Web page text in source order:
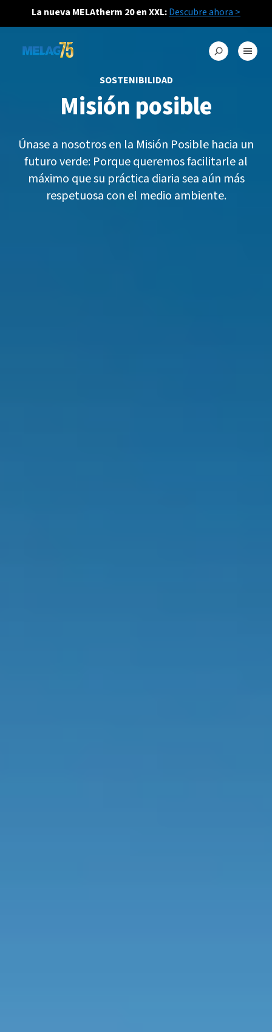
La nueva MELAtherm 20 en XXL:Descubre ahora >
SOSTENIBILIDAD
Misión posible
Únase a nosotros en la Misión Posible hacia un
futuro verde: Porque queremos facilitarle al
máximo que su práctica diaria sea aún más
respetuosa con el medio ambiente.